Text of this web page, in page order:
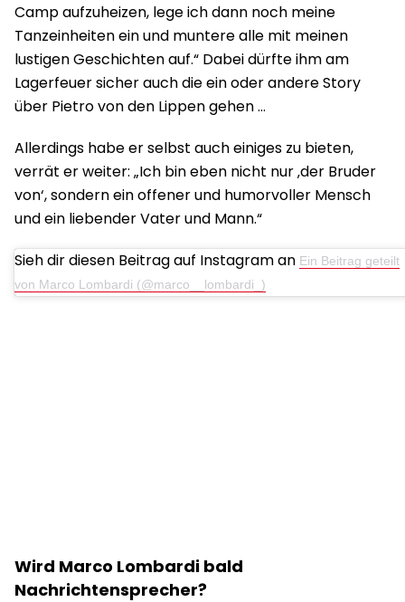
Camp aufzuheizen, lege ich dann noch meine
Tanzeinheiten ein und muntere alle mit meinen
lustigen Geschichten auf.“ Dabei dürfte ihm am
Lagerfeuer sicher auch die ein oder andere Story
über Pietro von den Lippen gehen …
Allerdings habe er selbst auch einiges zu bieten,
verrät er weiter: „Ich bin eben nicht nur ‚der Bruder
von‘, sondern ein offener und humorvoller Mensch
und ein liebender Vater und Mann.“
Sieh dir diesen Beitrag auf Instagram an Ein Beitrag geteilt
von Marco Lombardi (@marco__lombardi_)
Wird Marco Lombardi bald
Nachrichtensprecher?